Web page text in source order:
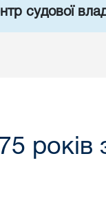
судової
років